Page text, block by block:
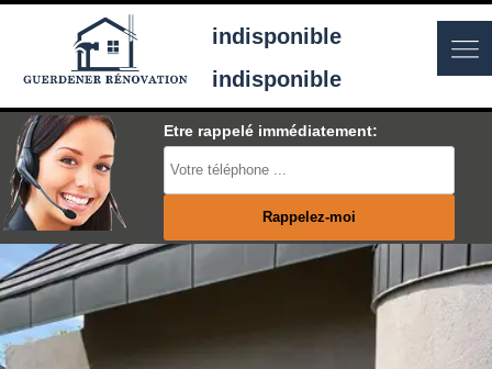
indisponible
indisponible
Etre rappelé immédiatement: